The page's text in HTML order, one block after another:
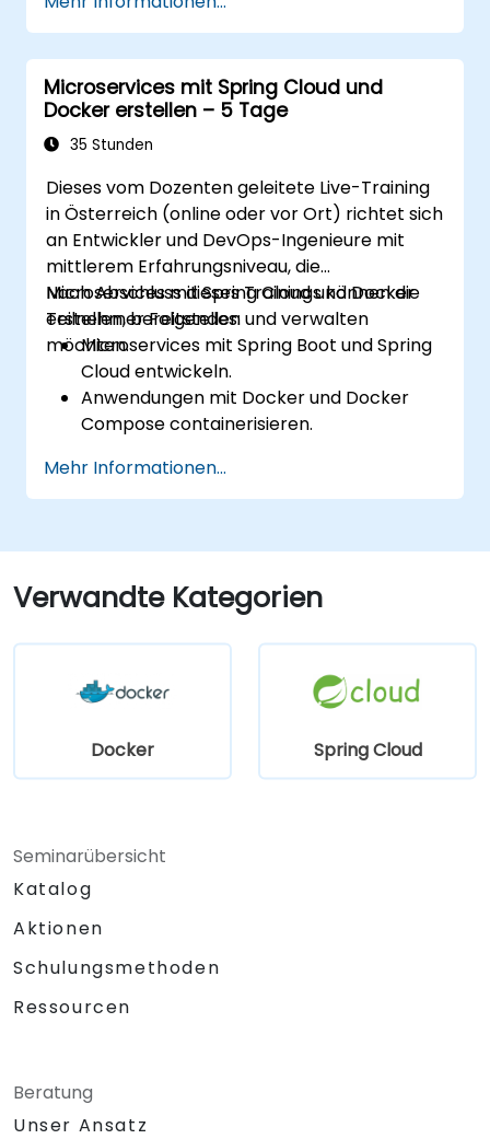
Konfigurationsverwaltung und API-
Gateways zu implementieren.
Microservices effektiv abzusichern, zu
überwachen und zu skalieren.
Microservices mit Docker und Kubernetes
bereitzustellen.
Microservices mit Spring Cloud und
Docker erstellen – 5 Tage
35 Stunden
Dieses vom Dozenten geleitete Live-Training
in Österreich (online oder vor Ort) richtet sich
an Entwickler und DevOps-Ingenieure mit
mittlerem Erfahrungsniveau, die
Microservices mit Spring Cloud und Docker
erstellen, bereitstellen und verwalten
möchten.
Nach Abschluss dieses Trainings können die
Teilnehmer Folgendes:
Microservices mit Spring Boot und Spring
Cloud entwickeln.
Anwendungen mit Docker und Docker
Compose containerisieren.
Inter-Service-Kommunikation
implementieren.
überwachen und absichern.
Microservices mit Kubernetes
bereitstellen und orchestrieren.
Mehr Informationen...
Verwandte Kategorien
Docker Spring Cloud
Seminarübersicht
Katalog
Aktionen
Schulungsmethoden
Ressourcen
Beratung
Unser Ansatz